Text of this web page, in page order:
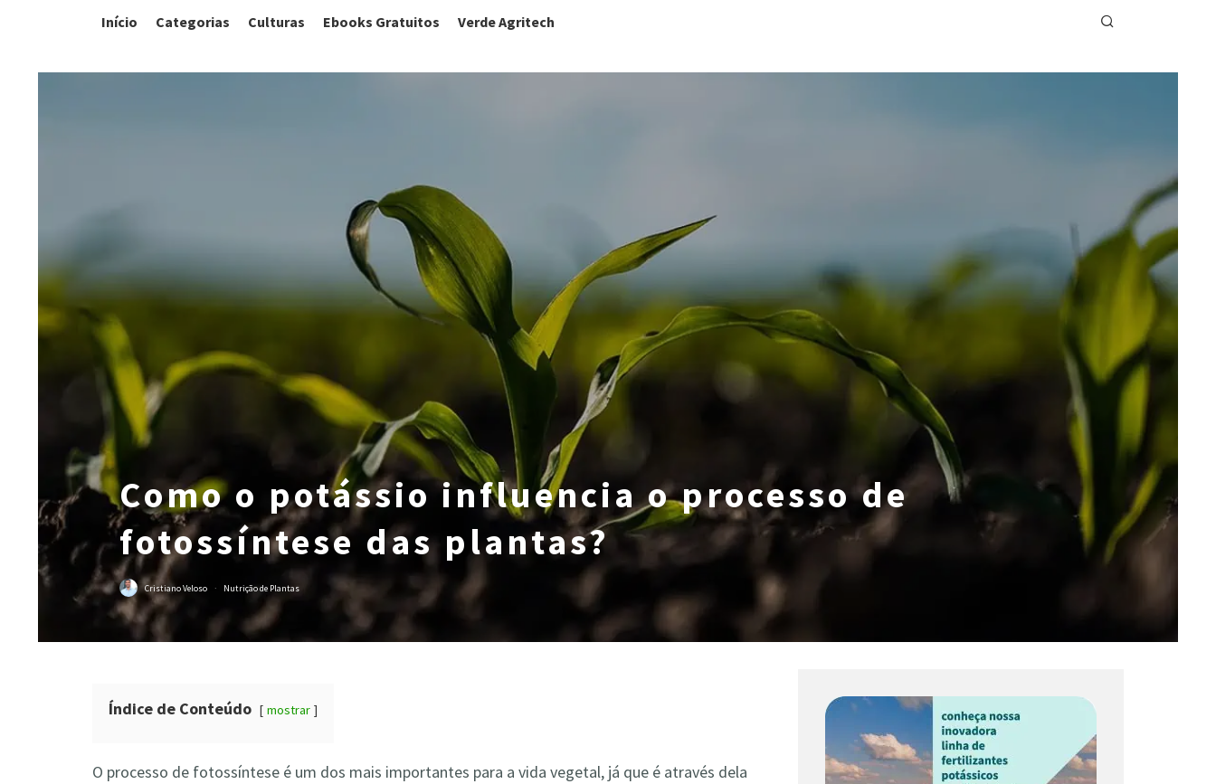
Início Categorias Culturas Ebooks Gratuitos Verde Agritech
Como o potássio influencia o processo de
fotossíntese das plantas?
Cristiano Veloso · Nutrição de Plantas
Índice de Conteúdo mostrar
O processo de fotossíntese é um dos mais importantes para a vida vegetal, já que é através dela